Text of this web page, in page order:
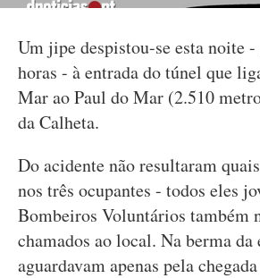
Um jipe despistou-se esta noite
horas - à entrada do túnel que
Mar ao Paul do Mar (2.510
da Calheta.
Do acidente não resultaram
nos três ocupantes - todos eles
Bombeiros Voluntários também
chamados ao local. Na berma da
aguardavam apenas pela